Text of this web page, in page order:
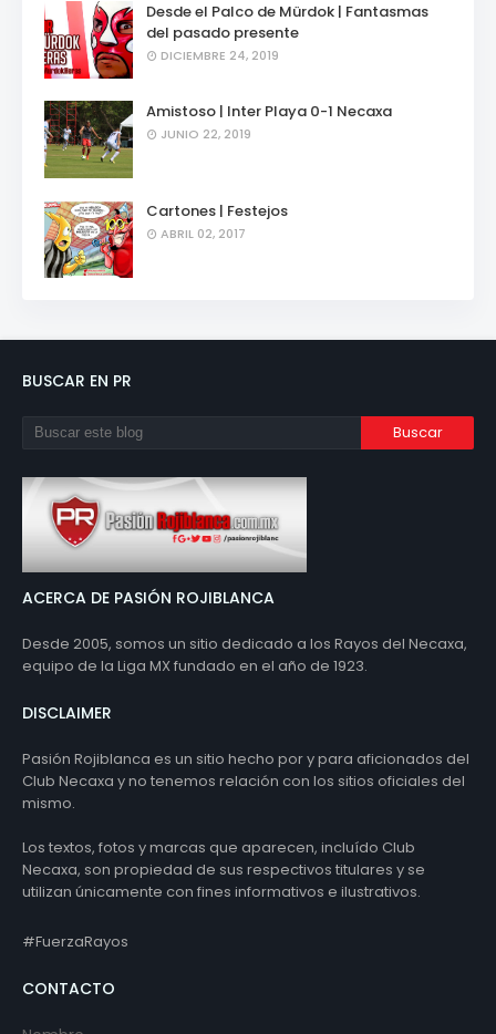
Desde el Palco de Mürdok | Fantasmas
del pasado presente
DICIEMBRE 24, 2019
Amistoso | Inter Playa 0-1 Necaxa
JUNIO 22, 2019
Cartones | Festejos
ABRIL 02, 2017
BUSCAR EN PR
ACERCA DE PASIÓN ROJIBLANCA
Desde 2005, somos un sitio dedicado a los Rayos del Necaxa,
equipo de la Liga MX fundado en el año de 1923.
DISCLAIMER
Pasión Rojiblanca es un sitio hecho por y para aficionados del
Club Necaxa y no tenemos relación con los sitios oficiales del
mismo.
Los textos, fotos y marcas que aparecen, incluído Club
Necaxa, son propiedad de sus respectivos titulares y se
utilizan únicamente con fines informativos e ilustrativos.
#FuerzaRayos
CONTACTO